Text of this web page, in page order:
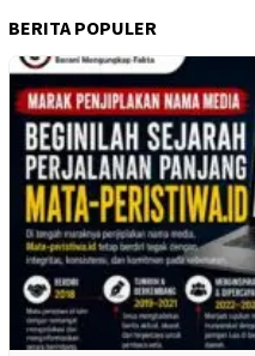
BERITA POPULER